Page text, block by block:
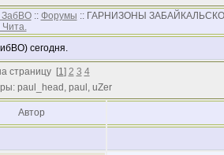
ЗабВО:: Форумы :: ГАРНИЗОНЫ
Чита.
сегодня.
страницу [1] 2 3 4
paul_head, paul, uZer
Автор